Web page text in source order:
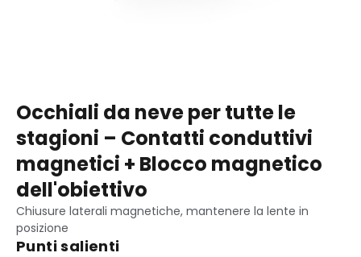
Occhiali da neve per tutte le
stagioni – Contatti conduttivi
magnetici + Blocco magnetico
dell'obiettivo
Chiusure laterali magnetiche, mantenere la lente in
posizione
Punti salienti